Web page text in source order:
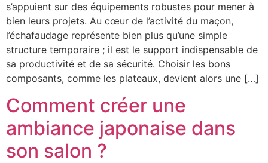
s’appuient sur des équipements robustes pour mener à
bien leurs projets. Au cœur de l’activité du maçon,
l’échafaudage représente bien plus qu’une simple
structure temporaire ; il est le support indispensable de
sa productivité et de sa sécurité. Choisir les bons
composants, comme les plateaux, devient alors une […]
Comment créer une
ambiance japonaise dans
son salon ?